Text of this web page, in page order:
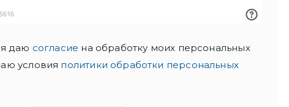
даю согласие на обработку моих персональных
условия политики обработки персональных